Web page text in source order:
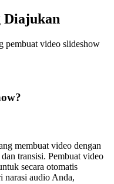
Diajukan
pembuat video slideshow
membuat video dengan
transisi. Pembuat video
secara otomatis
narasi audio Anda,